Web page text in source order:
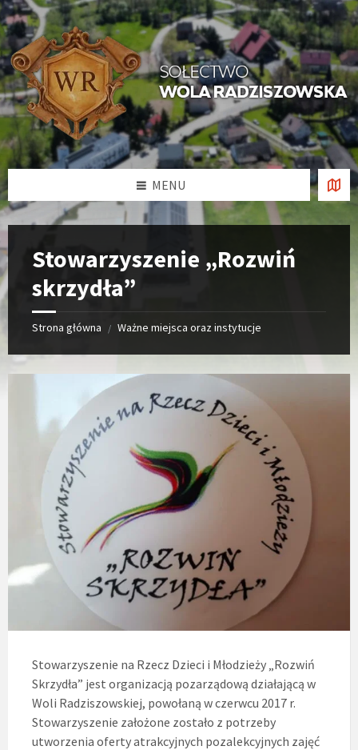
Przejdź
do
treści
Przejdź
na
lewym
panelu
bocznym
Przejdź
do
prawym
pasku
bocznym
Przejdź
do
dolnej
stopki
strony
MENU
Stowarzyszenie „Rozwiń
skrzydła”
Strona główna / Ważne miejsca oraz instytucje
Stowarzyszenie na Rzecz Dzieci i Młodzieży „Rozwiń
Skrzydła” jest organizacją pozarządową działającą w
Woli Radziszowskiej, powołaną w czerwcu 2017 r.
Stowarzyszenie założone zostało z potrzeby
utworzenia oferty atrakcyjnych pozalekcyjnych zajęć